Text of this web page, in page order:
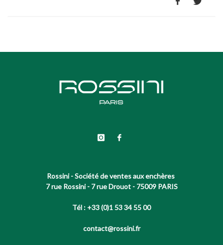
Rossini - Société de ventes aux enchères
7 rue Rossini - 7 rue Drouot - 75009 PARIS
Tél : +33 (0)1 53 34 55 00
contact@rossini.fr